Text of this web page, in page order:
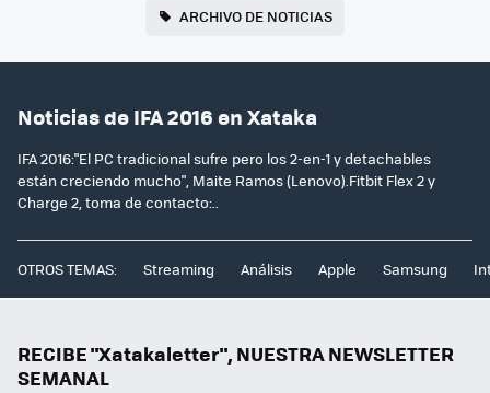
ARCHIVO DE NOTICIAS
Noticias de IFA 2016 en Xataka
IFA 2016:"El PC tradicional sufre pero los 2-en-1 y detachables
están creciendo mucho", Maite Ramos (Lenovo).Fitbit Flex 2 y
Charge 2, toma de contacto:..
OTROS TEMAS: Streaming Análisis Apple Samsung
RECIBE "Xatakaletter", NUESTRA NEWSLETTER
SEMANAL